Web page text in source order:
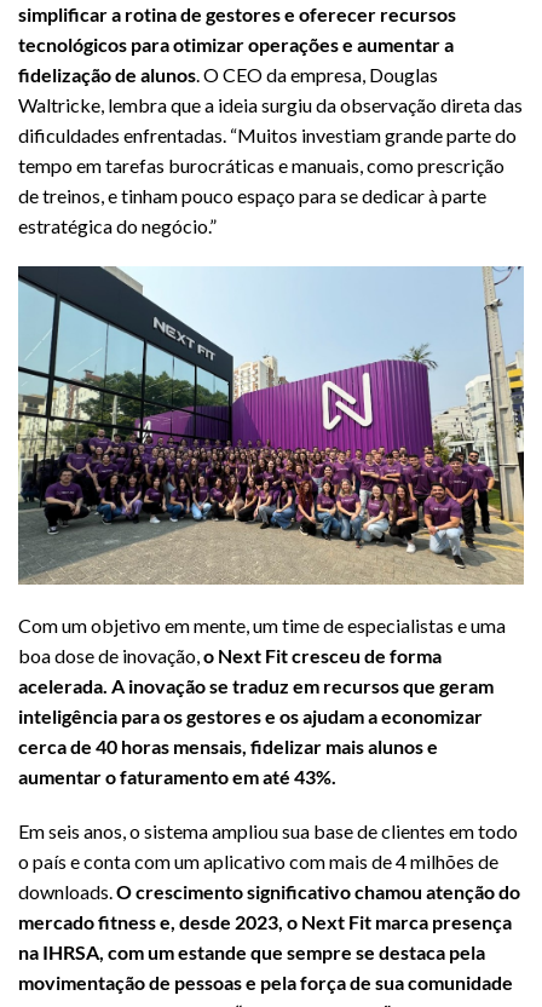
simplificar a rotina de gestores e oferecer recursos
tecnológicos para otimizar operações e aumentar a
fidelização de alunos . O CEO da empresa, Douglas
Waltricke, lembra que a ideia surgiu da observação direta das
dificuldades enfrentadas. “Muitos investiam grande parte do
tempo em tarefas burocráticas e manuais, como prescrição
de treinos, e tinham pouco espaço para se dedicar à parte
estratégica do negócio.”
Com um objetivo em mente, um time de especialistas e uma
boa dose de inovação, o Next Fit cresceu de forma
acelerada. A inovação se traduz em recursos que geram
inteligência para os gestores e os ajudam a economizar
cerca de 40 horas mensais, fidelizar mais alunos e
aumentar o faturamento em até 43%.
Em seis anos, o sistema ampliou sua base de clientes em todo
o país e conta com um aplicativo com mais de 4 milhões de
downloads.O crescimento significativo chamou atenção do
mercado fitness e, desde 2023, o Next Fit marca presença
na IHRSA, com um estande que sempre se destaca pela
movimentação de pessoas e pela força de sua comunidade